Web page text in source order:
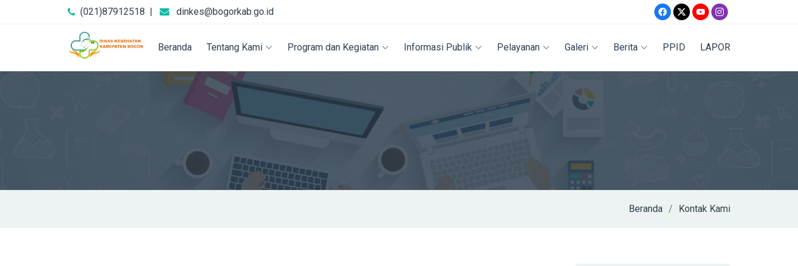
(021)87912518 | dinkes@bogorkab.go.id
Beranda Tentang Kami Program dan Kegiatan Informasi Publik Pelayanan Galeri Berita PPID LAPOR
Beranda Kontak Kami